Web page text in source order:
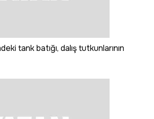
tank batığı, dalış tutkunlarının